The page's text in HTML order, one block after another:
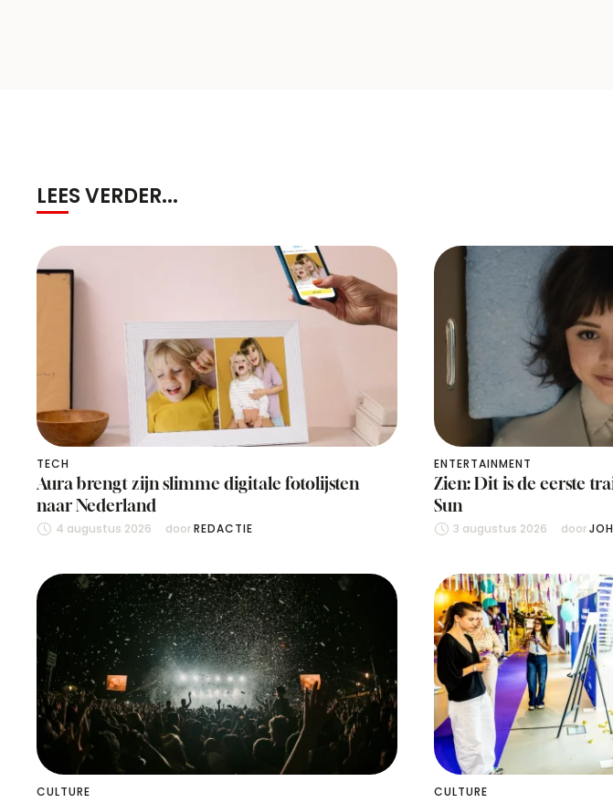
LEES VERDER...
TECH
Aura brengt zijn slimme digitale fotolijsten
naar Nederland
4 augustus 2026 door REDACTIE
ENTERTAINMENT
Zien: Dit is de eerste
Sun
3 augustus 2026 door
CULTURE CULTURE